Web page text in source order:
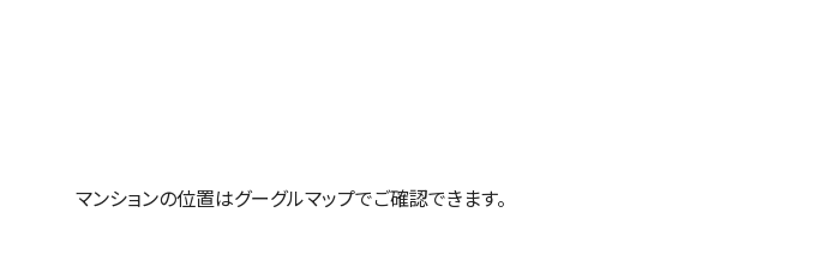
マンションの位置はグーグルマップでご確認できます。